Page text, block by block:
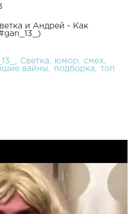
и Андрей - Как
Светка юмор
смех
вайны подборка
топ